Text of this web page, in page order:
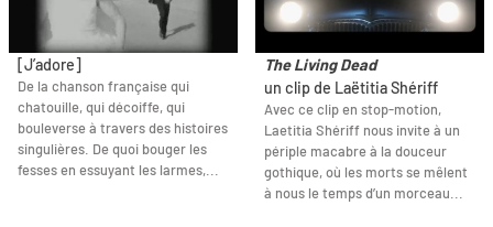
[J’adore]
De la chanson française qui
chatouille, qui décoiffe, qui
bouleverse à travers des histoires
singulières. De quoi bouger les
fesses en essuyant les larmes,...
The Living Dead
un clip de Laëtitia Shériff
Avec ce clip en stop-motion,
Laetitia Shériff nous invite à un
périple macabre à la douceur
gothique, où les morts se mêlent
à nous le temps d’un morceau...